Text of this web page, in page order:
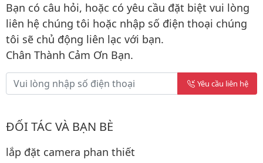
Bạn có câu hỏi, hoặc có yêu cầu đặt biệt vui lòng
liên hệ chúng tôi hoặc nhập số điện thoại chúng
tôi sẽ chủ động liên lạc với bạn.
Chân Thành Cảm Ơn Bạn.
Yêu cầu liên hệ
ĐỐI TÁC VÀ BẠN BÈ
lắp đặt camera phan thiết